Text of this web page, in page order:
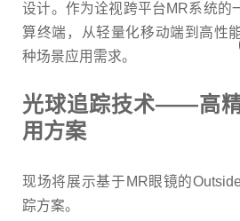
设计。作为诠视跨平台MR系统的
算终端，从轻量化移动端到高性
种场景应用需求。
光球追踪技术——高
用方案
现场将展示基于 MR眼镜的
踪方案。